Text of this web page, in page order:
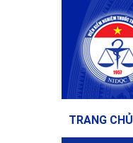
TRANG CHỦ